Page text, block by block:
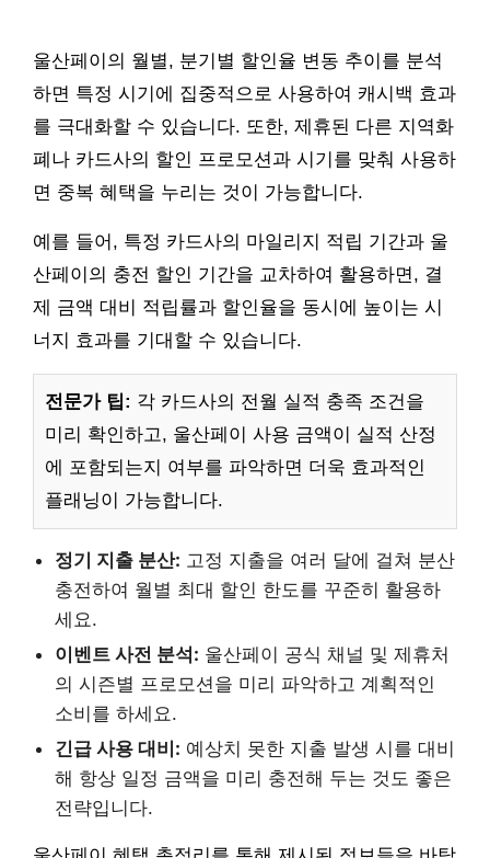
울산페이의 월별, 분기별 할인율 변동 추이를 분석
하면 특정 시기에 집중적으로 사용하여 캐시백 효과
를 극대화할 수 있습니다. 또한, 제휴된 다른 지역화
폐나 카드사의 할인 프로모션과 시기를 맞춰 사용하
면 중복 혜택을 누리는 것이 가능합니다.
예를 들어, 특정 카드사의 마일리지 적립 기간과 울
산페이의 충전 할인 기간을 교차하여 활용하면, 결
제 금액 대비 적립률과 할인율을 동시에 높이는 시
너지 효과를 기대할 수 있습니다.
전문가 팁: 각 카드사의 전월 실적 충족 조건을
미리 확인하고, 울산페이 사용 금액이 실적 산정
에 포함되는지 여부를 파악하면 더욱 효과적인
플래닝이 가능합니다.
정기 지출 분산: 고정 지출을 여러 달에 걸쳐 분산
충전하여 월별 최대 할인 한도를 꾸준히 활용하
세요.
이벤트 사전 분석: 울산페이 공식 채널 및 제휴처
의 시즌별 프로모션을 미리 파악하고 계획적인
소비를 하세요.
긴급 사용 대비: 예상치 못한 지출 발생 시를 대비
해 항상 일정 금액을 미리 충전해 두는 것도 좋은
전략입니다.